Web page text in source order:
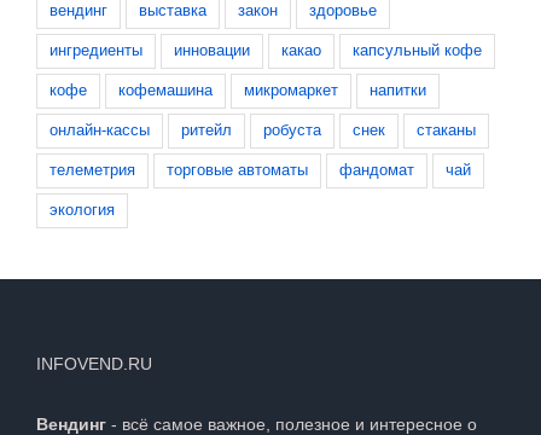
вендинг выставка закон здоровье
ингредиенты инновации какао капсульный кофе
кофе кофемашина микромаркет напитки
онлайн-кассы ритейл робуста снек стаканы
телеметрия торговые автоматы фандомат чай
экология
INFOVEND.RU
Вендинг - всё самое важное, полезное и интересное о